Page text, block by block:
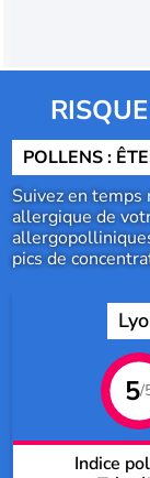
POLLENS :
Suivez en
allergique de
pics de
5/
Indice